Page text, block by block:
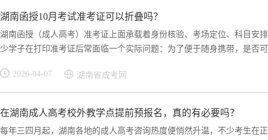
湖南函授10月考试准考证可以折叠吗？
湖南函授（成人高考）准考证上面承载着身份核验、考场定位、科目安
少学子在打印准考证后常面临一个实际问题：为了便于随身携带，是否
2026-04-07 湖南省成考网
在湖南成人高考校外教学点提前预报名，真的有必要吗？
每年三四月起，湖南各地的成人高考咨询热度便悄然升温，不少考生在